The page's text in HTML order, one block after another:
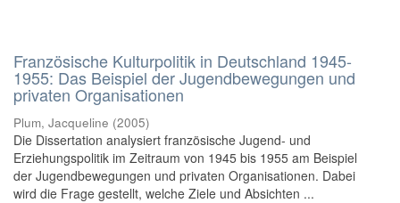
Französische Kulturpolitik in Deutschland 1945-
1955: Das Beispiel der Jugendbewegungen und
privaten Organisationen
Plum, Jacqueline (2005)
Die Dissertation analysiert französische Jugend- und
Erziehungspolitik im Zeitraum von 1945 bis 1955 am Beispiel
der Jugendbewegungen und privaten Organisationen. Dabei
wird die Frage gestellt, welche Ziele und Absichten ...